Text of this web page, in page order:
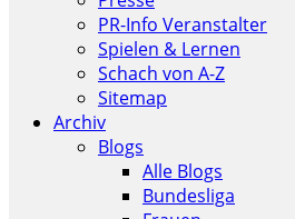
PR-Info Veranstalter
Spielen & Lernen
Schach von A-Z
Sitemap
Archiv
Blogs
Alle Blogs
Bundesliga